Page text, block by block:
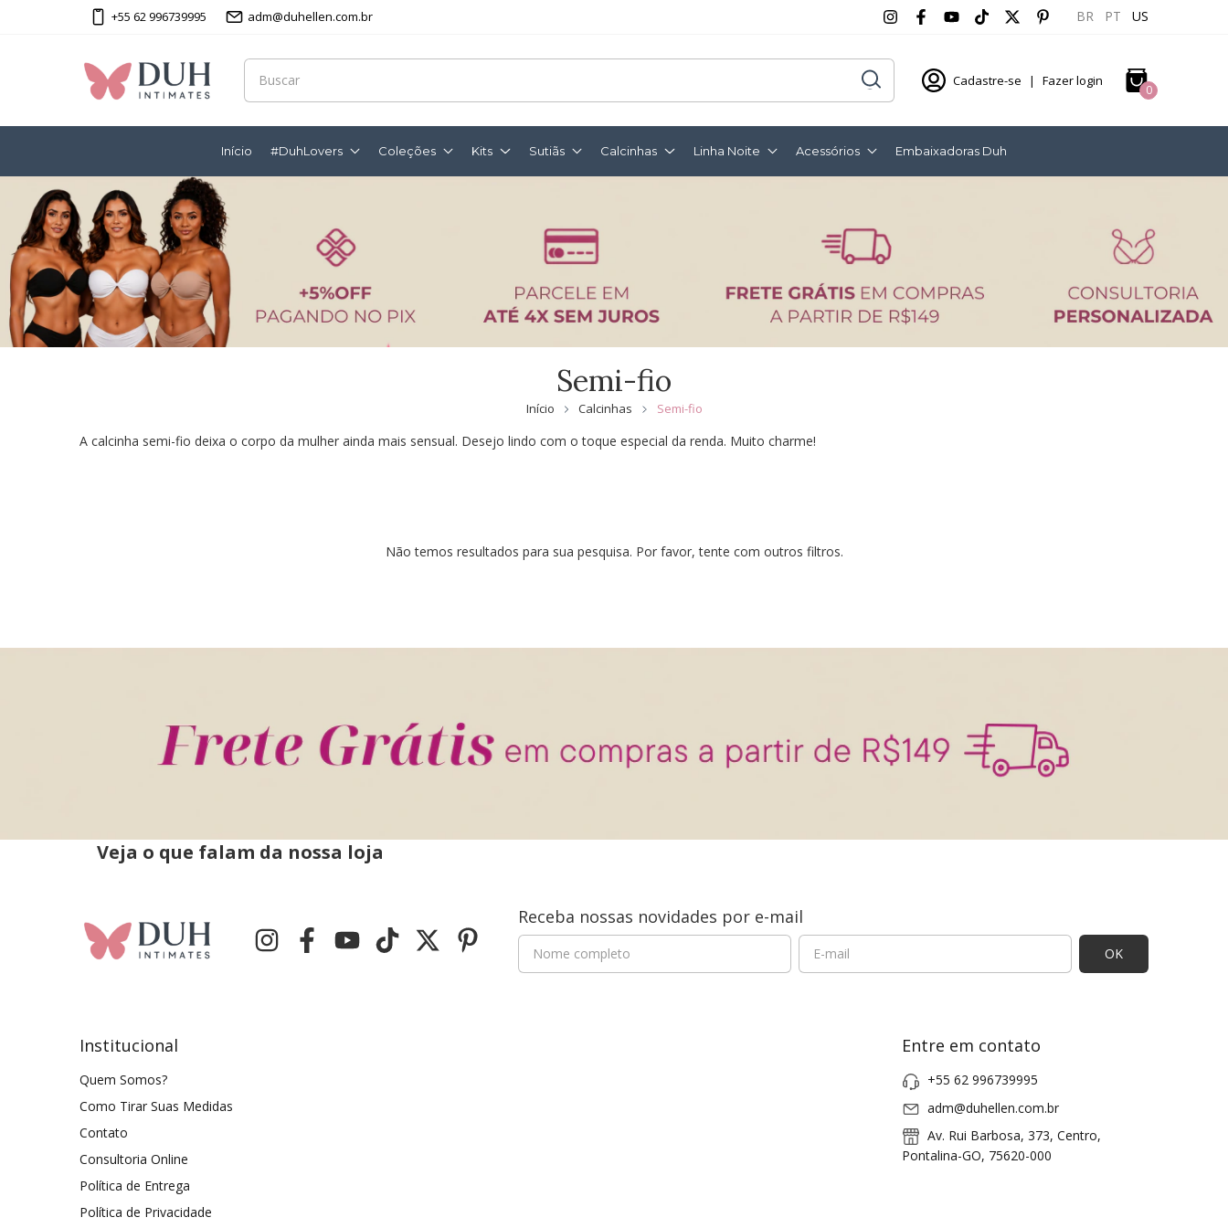
+55 62 996739995 adm@duhellen.com.br BR PT US
Cadastre-se | Fazer login
0
Início #DuhLovers Coleções Kits Sutiãs Calcinhas Linha Noite Acessórios Embaixadoras Duh
Semi-fio
Início Calcinhas Semi-fio
A calcinha semi-fio deixa o corpo da mulher ainda mais sensual. Desejo lindo com o toque especial da renda. Muito charme!
Não temos resultados para sua pesquisa. Por favor, tente com outros filtros.
Veja o que falam da nossa loja
Receba nossas novidades por e-mail
Institucional
Quem Somos?
Como Tirar Suas Medidas
Contato
Consultoria Online
Política de Entrega
Política de Privacidade
Entre em contato
+55 62 996739995
adm@duhellen.com.br
Av. Rui Barbosa, 373, Centro,
Pontalina-GO, 75620-000